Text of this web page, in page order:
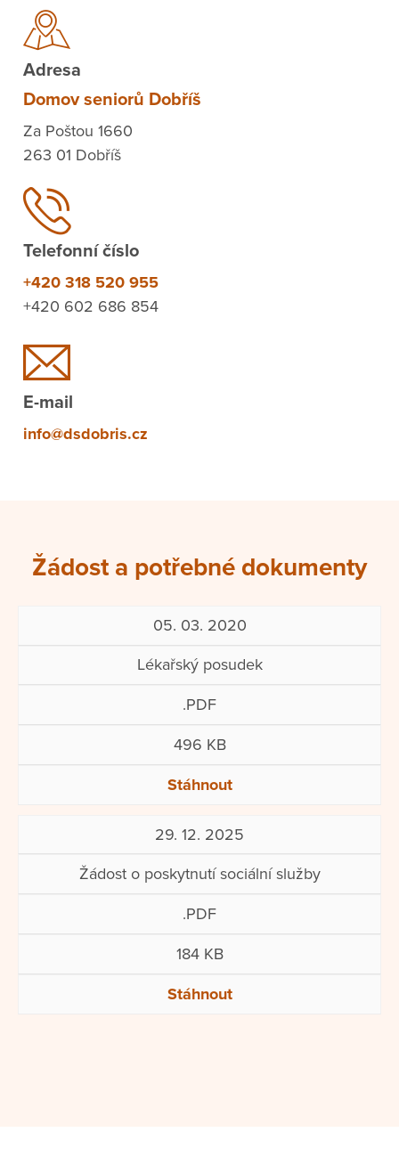
Adresa
Domov seniorů Dobříš
Za Poštou 1660
263 01 Dobříš
Telefonní číslo
+420 318 520 955
+420 602 686 854
E-mail
info@dsdobris.cz
Žádost a potřebné dokumenty
05. 03. 2020
Lékařský posudek
.PDF
496 KB
Stáhnout
29. 12. 2025
Žádost o poskytnutí sociální služby
.PDF
184 KB
Stáhnout